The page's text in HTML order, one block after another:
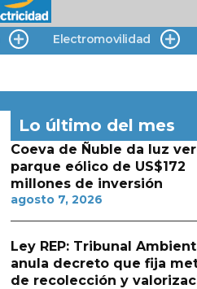
Electromovilidad
Lo último del mes
Coeva de Ñuble da luz
parque eólico de US$172
millones de inversión
agosto 7, 2026
Ley REP: Tribunal
anula decreto que fija
de recolección y